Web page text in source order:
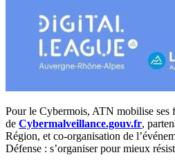
Pour le Cybermois, ATN mobilise ses
de Cybermalveillance.gouv.fr,
Région, et co-organisation de
Défense : s’organiser pour mieux